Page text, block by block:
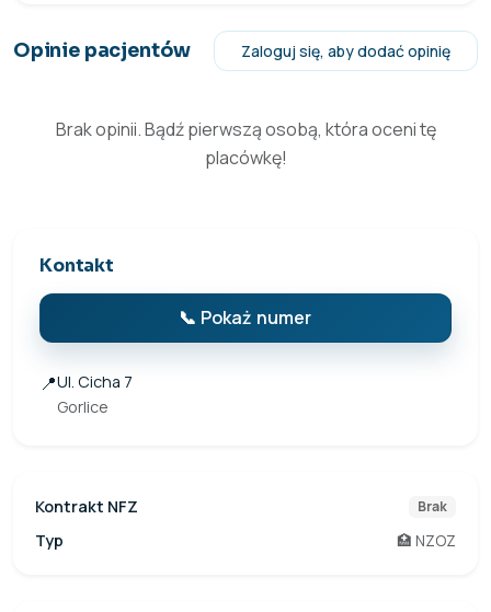
Opinie pacjentów Zaloguj się, aby dodać opinię
Brak opinii. Bądź pierwszą osobą, która oceni tę
placówkę!
Kontakt
📞 Pokaż numer
📍Ul. Cicha 7
Gorlice
Kontrakt NFZ Brak
Typ 🏥 NZOZ